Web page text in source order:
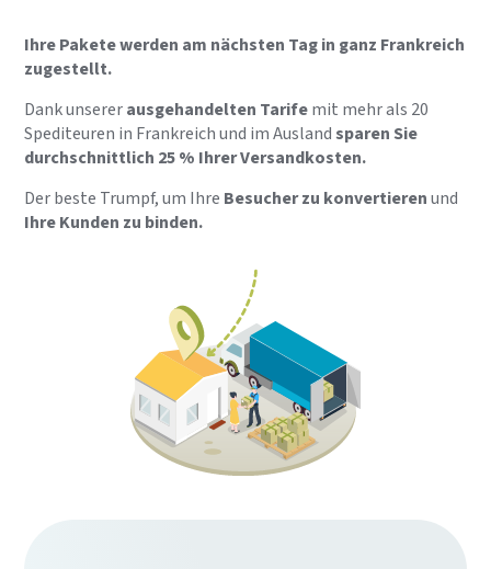
Ihre Pakete werden am nächsten Tag in ganz Frankreich
zugestellt.
Dank unsererausgehandelten Tarifemit mehr als 20
Spediteuren in Frankreich und im Auslandsparen Sie
durchschnittlich 25 % Ihrer Versandkosten.
Der beste Trumpf, um Ihre Besucher zu konvertierenund
Ihre Kunden zu binden.